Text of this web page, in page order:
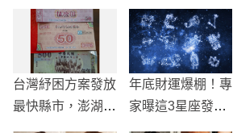
台灣紓困方案發放
最快縣市，澎湖預
年底財運爆棚！專
家曝這3星座發大